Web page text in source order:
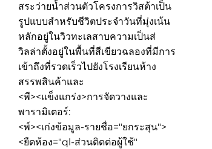
สระว่ายน้ำส่วนตัวโครงการวิสต้าเป็น
รูปแบบสำหรับชีวิตประจำวันที่มุ่งเน้น
หลักอยู่ในวิวทะเลสาบความเป็นส่
วิลล่าตั้งอยู่ในพื้นที่สีเขียวฉลองที่มีการ
เข้าถึงที่รวดเร็วไปยังโรงเรียนห้าง
สรรพสินค้าและ
<พี><แข็งแกร่ง>การจัดวางและ
พารามิเตอร์:
<พ์><เก่งข้อมูล-รายชื่อ="ยกระสุน">
<ยืดห้อง="ql-ส่วนติดต่อผู้ใช้"